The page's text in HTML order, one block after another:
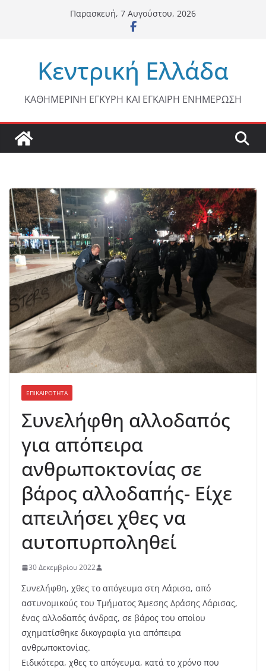
Παρασκευή, 7 Αυγούστου, 2026
Κεντρική Ελλάδα
ΚΑΘΗΜΕΡΙΝΗ ΕΓΚΥΡΗ ΚΑΙ ΕΓΚΑΙΡΗ ΕΝΗΜΕΡΩΣΗ
ΕΠΙΚΑΙΡΟΤΗΤΑ
Συνελήφθη αλλοδαπός
για απόπειρα
ανθρωποκτονίας σε
βάρος αλλοδαπής- Είχε
απειλήσει χθες να
αυτοπυρποληθεί
30 Δεκεμβρίου 2022
Συνελήφθη, χθες το απόγευμα στη Λάρισα, από
αστυνομικούς του Τμήματος Άμεσης Δράσης Λάρισας,
ένας αλλοδαπός άνδρας, σε βάρος του οποίου
σχηματίσθηκε δικογραφία για απόπειρα
ανθρωποκτονίας.
Ειδικότερα, χθες το απόγευμα, κατά το χρόνο που